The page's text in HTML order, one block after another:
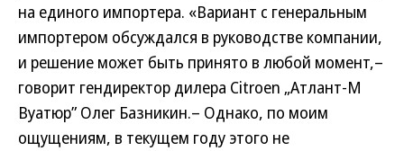
на единого импортера. «Вариант с генеральным
импортером обсуждался в руководстве компании,
и решение может быть принято в любой момент,–
говорит гендиректор дилера Citroen „Атлант-М
Вуатюр” Олег Базникин.– Однако, по моим
ощущениям, в текущем году этого не